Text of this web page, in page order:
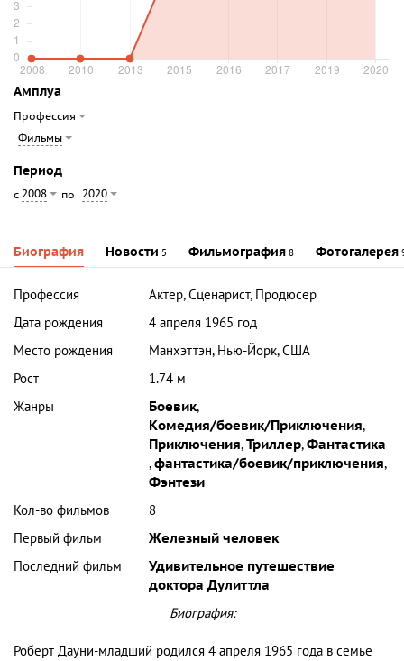
Амплуа
Профессия
Фильмы
Период
с 2008 по 2020
Биография Новости 5 Фильмография 8 Фотогалерея
Профессия
Актер, Сценарист, Продюсер
Дата рождения
4 апреля 1965 год
Место рождения
Манхэттэн, Нью-Йорк, США
Рост
1.74 м
Жанры
Боевик,
Комедия/боевик/Приключения,
Приключения,Триллер,Фантастика
,фантастика/боевик/приключения,
Фэнтези
Кол-во фильмов
8
Первый фильм
Железный человек
Последний фильм
Удивительное путешествие
доктора Дулиттла
Биография:
Роберт Дауни-младший родился 4 апреля 1965 года в семье